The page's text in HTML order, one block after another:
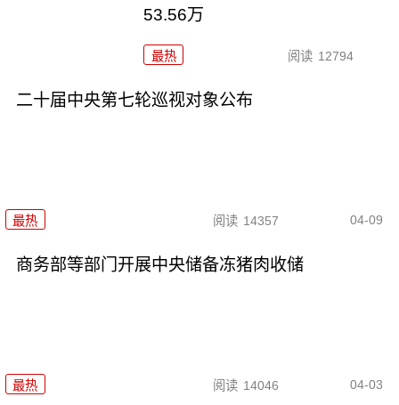
53.56万
最热 阅读 12794
二十届中央第七轮巡视对象公布
最热 阅读 14357 04-09
商务部等部门开展中央储备冻猪肉收储
最热 阅读 14046 04-03